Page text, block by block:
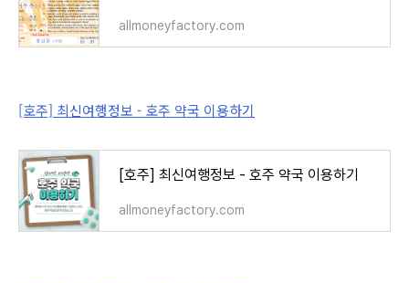
allmoneyfactory.com
[호주] 최신여행정보 - 호주 약국 이용하기
[호주] 최신여행정보 - 호주 약국 이용하기
allmoneyfactory.com